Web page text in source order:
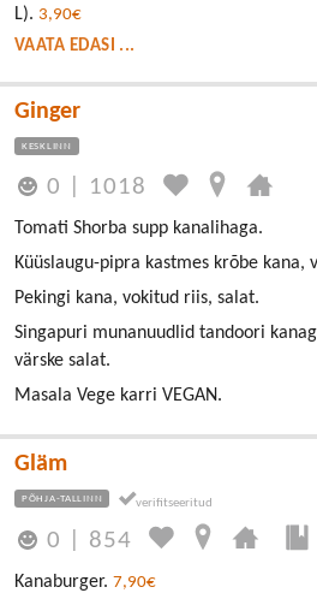
L). 3,90€
VAATA EDASI ...
Ginger
KESKLINN
0 1018
Tomati Shorba supp kanalihaga.
Küüslaugu-pipra kastmes krõbe kana,
Pekingi kana, vokitud riis, salat.
Singapuri munanuudlid tandoori
värske salat.
Masala Vege karri VEGAN.
Gläm
PÕHJA-TALLINN
0 854
Kanaburger. 7,90€